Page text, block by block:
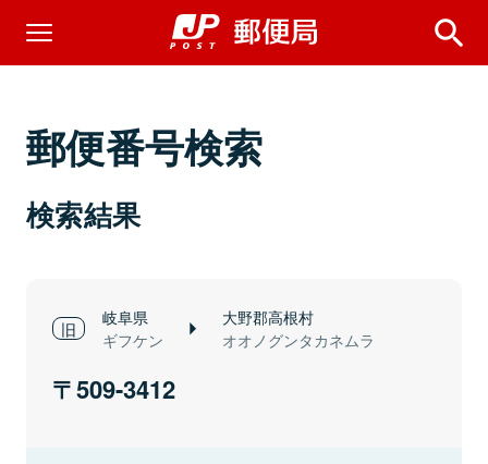
郵便番号検索
検索結果
岐阜県
ギフケン
大野郡高根村
オオノグンタカネムラ
509-3412